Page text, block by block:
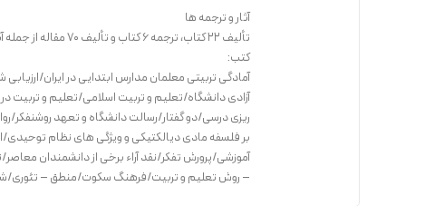
آثار و ترجمه ها
تألیف 22 کتاب، ترجمه 6 کتاب و تألیف 70 مقاله از جمله آثار وی می باشد.
کتب:
آمادگی تربیتی معلمان مدارس ابتدایی در ایران/
آزادی دانشگاه/تعلیم و تربیت اسلامی/تعلیم و تربیت
ریزی درسی/دو گفتار/رسالت دانشگاه و تعهد
بر فلسفه مادی دیالکتیکی و ویژگی های نظام
آموزشی/پرورش تفکر/نقد آراء برخی از دانشمندان
– روش تعلیم و تربیت/فرهنگ سکوت/منطق – تئوری/